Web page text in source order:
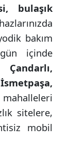
bulaşık
bakım
içinde
Çandarlı,
sitelere,
mobil